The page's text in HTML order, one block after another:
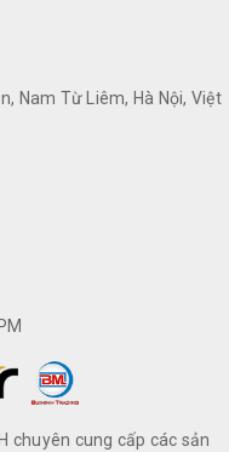
Nam Từ Liêm, Hà Nội, Việt
chuyên cung cấp các sản